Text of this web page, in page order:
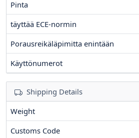
Pinta
täyttää ECE-normin
Porausreikäläpimitta enintään
Käyttönumerot
Shipping Details
Weight
Customs Code